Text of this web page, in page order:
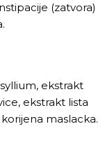
(zatvora)
ekstrakt
ekstrakt lista
maslacka.